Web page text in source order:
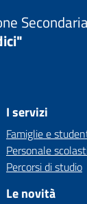
I servizi
Famiglie e
Personale
Percorsi di studio
Le novità